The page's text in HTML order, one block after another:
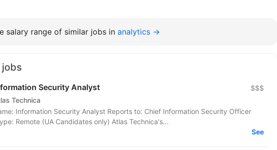
salary range of similar jobs in analytics →
jobs
Security Analyst
Technica
$$$
Information Security Analyst Reports to: Chief Information Security Officer
Location/Type: Remote (UA Candidates only) Atlas Technica's...
See